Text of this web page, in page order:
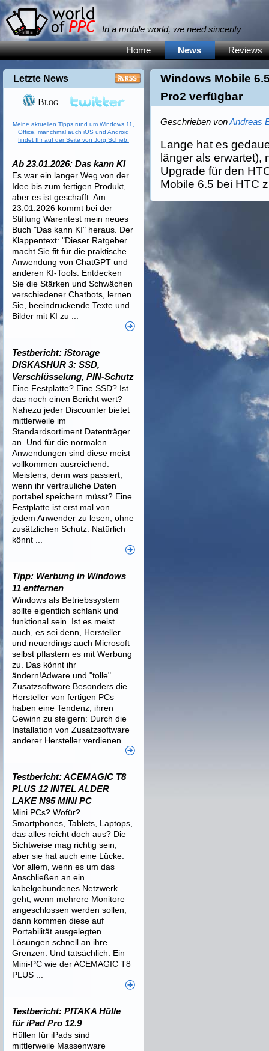
In a mobile world, we need sincerity
Home News Reviews
Windows Mobile
Pro2 verfügbar
Geschrieben vonAndreas
Lange hat es
länger als erwartet),
Upgrade für den
Mobile 6.5 bei HTC
Letzte News
Blog
Meine aktuellen Tipps rund um Windows 11,
Office, manchmal auch iOS und Android
findet Ihr auf der Seite von Jörg Schieb.
Ab 23.01.2026: Das kann KI
Es war ein langer Weg von der
Idee bis zum fertigen Produkt,
aber es ist geschafft: Am
23.01.2026 kommt bei der
Stiftung Warentest mein neues
Buch "Das kann KI" heraus. Der
Klappentext: "Dieser Ratgeber
macht Sie fit für die praktische
Anwendung von ChatGPT und
anderen KI-Tools: Entdecken
Sie die Stärken und Schwächen
verschiedener Chatbots, lernen
Sie, beeindruckende Texte und
Bilder mit KI zu ...
Testbericht: iStorage
DISKASHUR 3: SSD,
Verschlüsselung, PIN-Schutz
Eine Festplatte? Eine SSD? Ist
das noch einen Bericht wert?
Nahezu jeder Discounter bietet
mittlerweile im
Standardsortiment Datenträger
an. Und für die normalen
Anwendungen sind diese meist
vollkommen ausreichend.
Meistens, denn was passiert,
wenn ihr vertrauliche Daten
portabel speichern müsst? Eine
Festplatte ist erst mal von
jedem Anwender zu lesen, ohne
zusätzlichen Schutz. Natürlich
könnt ...
Tipp: Werbung in Windows
11 entfernen
Windows als Betriebssystem
sollte eigentlich schlank und
funktional sein. Ist es meist
auch, es sei denn, Hersteller
und neuerdings auch Microsoft
selbst pflastern es mit Werbung
zu. Das könnt ihr
ändern!Adware und "tolle"
Zusatzsoftware Besonders die
Hersteller von fertigen PCs
haben eine Tendenz, ihren
Gewinn zu steigern: Durch die
Installation von Zusatzsoftware
anderer Hersteller verdienen ...
Testbericht: ACEMAGIC T8
PLUS 12 INTEL ALDER
LAKE N95 MINI PC
Mini PCs? Wofür?
Smartphones, Tablets, Laptops,
das alles reicht doch aus? Die
Sichtweise mag richtig sein,
aber sie hat auch eine Lücke:
Vor allem, wenn es um das
Anschließen an ein
kabelgebundenes Netzwerk
geht, wenn mehrere Monitore
angeschlossen werden sollen,
dann kommen diese auf
Portabilität ausgelegten
Lösungen schnell an ihre
Grenzen. Und tatsächlich: Ein
Mini-PC wie der ACEMAGIC T8
PLUS ...
Testbericht: PITAKA Hülle
für iPad Pro 12.9
Hüllen für iPads sind
mittlerweile Massenware